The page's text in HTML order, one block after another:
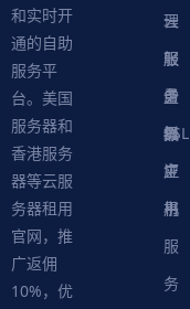
和实时开
通的自助
服务平
台。美国
服务器和
香港服务
器等云服
务器租用
官网，推
广返佣
10%，优
理
服
务
器
云
服
务
器
轻
量
级
应
用
服
务
虚
拟
主
机
SSL
证
书